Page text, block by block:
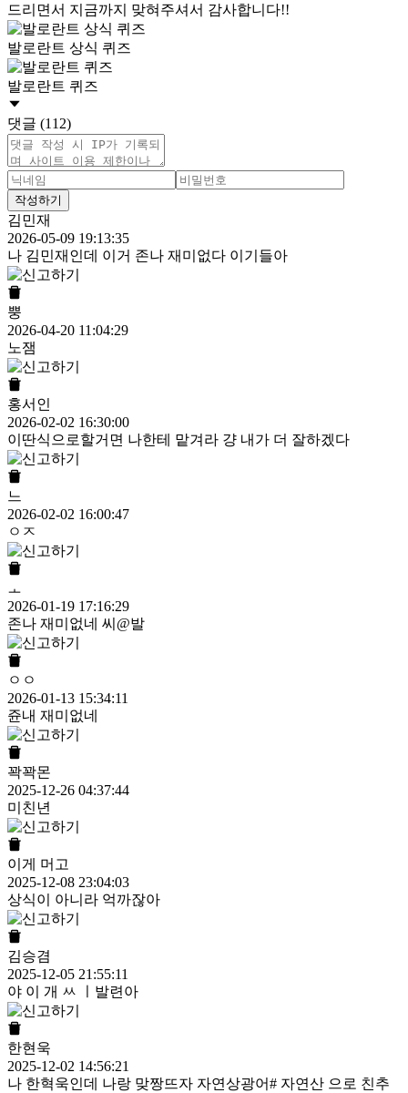
드리면서 지금까지 맞혀주셔서 감사합니다!!
발로란트 상식 퀴즈
발로란트 퀴즈
댓글 (112)
작성하기
김민재
2026-05-09 19:13:35
나 김민재인데 이거 존나 재미없다 이기들아
뿡
2026-04-20 11:04:29
노잼
홍서인
2026-02-02 16:30:00
이딴식으로할거면 나한테 맡겨라 걍 내가 더 잘하겠다
느
2026-02-02 16:00:47
ㅇㅈ
ㅗ
2026-01-19 17:16:29
존나 재미없네 씨@발
ㅇㅇ
2026-01-13 15:34:11
쥰내 재미없네
꽉꽉몬
2025-12-26 04:37:44
미친년
이게 머고
2025-12-08 23:04:03
상식이 아니라 억까잖아
김승겸
2025-12-05 21:55:11
야 이 개 ㅆ ㅣ발련아
한현욱
2025-12-02 14:56:21
나 한혁욱인데 나랑 맞짱뜨자 자연상광어# 자연산 으로 친추